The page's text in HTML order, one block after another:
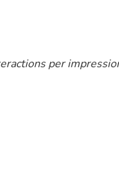
per